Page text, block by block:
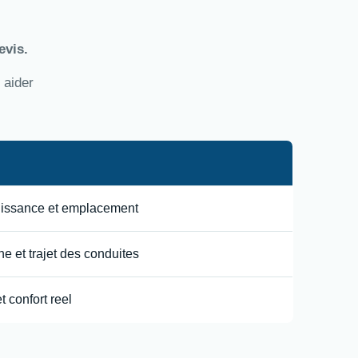
aider
et emplacement
et trajet des conduites
confort reel